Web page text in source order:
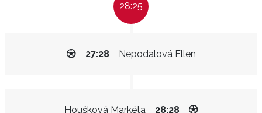
28:25
Nepodalová Ellen
27:28
Houšková Markéta 28:28